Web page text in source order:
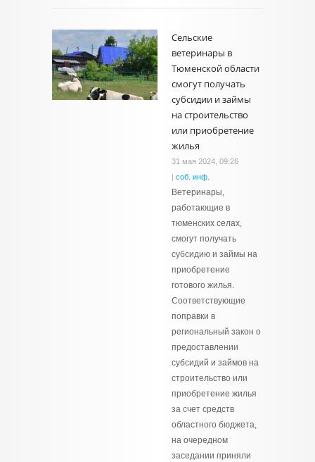
Сельские
ветеринары в
Тюменской области
смогут получать
субсидии и займы
на строительство
или приобретение
жилья
31 мая 2024, 09:26
| соб. инф.
Ветеринары,
работающие в
тюменских селах,
смогут получать
субсидию и займы на
приобретение
готового жилья.
Соответствующие
поправки в
региональный закон о
предоставлении
субсидий и займов на
строительство или
приобретение жилья
за счет средств
областного бюджета,
на очередном
заседании приняли